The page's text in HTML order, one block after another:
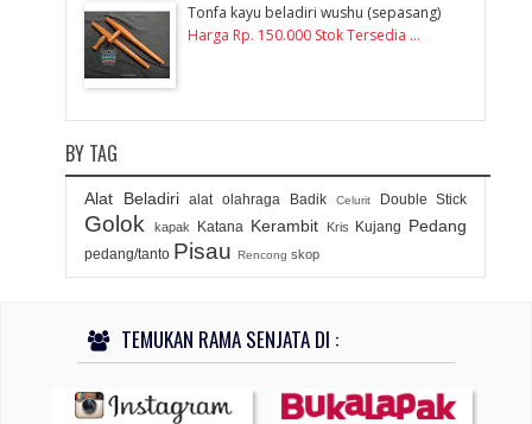
Tonfa kayu beladiri wushu (sepasang)
Harga Rp. 150.000 Stok Tersedia ...
BY TAG
Alat Beladiri alat olahraga Badik Celurit Double Stick
Golok kapak Katana Kerambit Kris Kujang Pedang
pedang/tanto Pisau Rencong skop
TEMUKAN RAMA SENJATA DI :